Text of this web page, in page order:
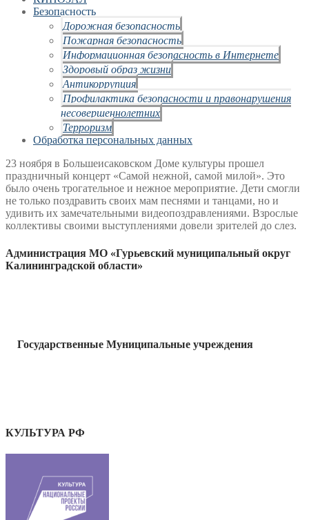
Безопасность
Дорожная безопасность
Пожарная безопасность
Информационная безопасность в Интернете
Здоровый образ жизни
Антикоррупция
Профилактика безопасности и правонарушения
несовершеннолетних
Терроризм
Обработка персональных данных
23 ноября в Большеисаковском Доме культуры прошел
праздничный концерт «Самой нежной, самой милой». Это
было очень трогательное и нежное мероприятие. Дети смогли
не только поздравить своих мам песнями и танцами, но и
удивить их замечательными видеопоздравлениями. Взрослые
коллективы своими выступлениями довели зрителей до слез.
Администрация МО «Гурьевский муниципальный округ
Калининградской области»
Государственные Муниципальные учреждения
КУЛЬТУРА РФ